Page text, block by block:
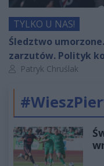
TYLKO U NAS!
Śledztwo
zarzutów. Polityk
Autor artykułu:
Patryk Chruślak